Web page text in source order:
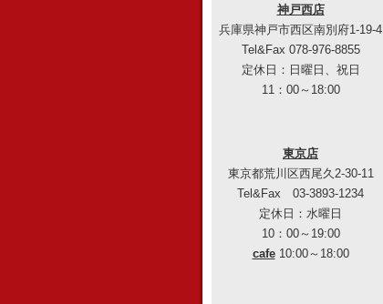
神戸西店
兵庫県神戸市西区南別府1-19-4
Tel&Fax 078-976-8855
定休日：日曜日、祝日
11：00～18:00
東京店
東京都荒川区西尾久2-30-11
Tel&Fax 03-3893-1234
定休日：水曜日
10：00～19:00
cafe10:00～18:00